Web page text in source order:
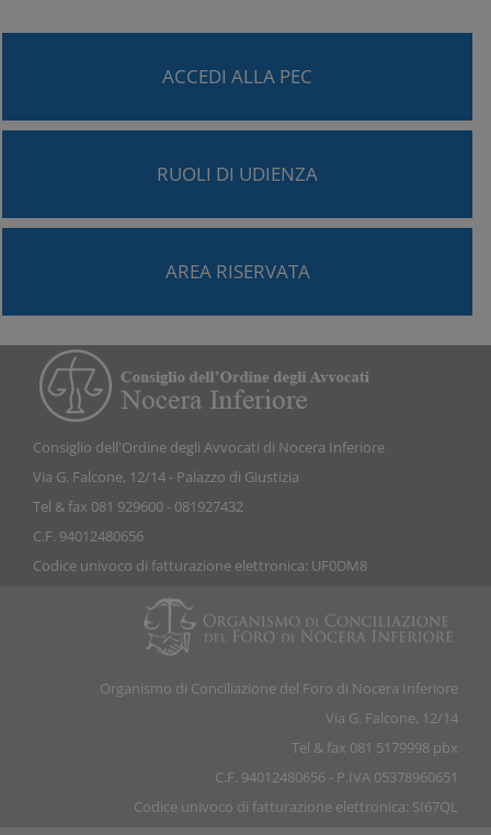
ACCEDI ALLA PEC
RUOLI DI UDIENZA
AREA RISERVATA
Consiglio dell'Ordine degli Avvocati di Nocera Inferiore
Via G. Falcone, 12/14 - Palazzo di Giustizia
Tel & fax 081 929600 - 081927432
C.F. 94012480656
Codice univoco di fatturazione elettronica: UF0DM8
Organismo di Conciliazione del Foro di Nocera Inferiore
Via G. Falcone, 12/14
Tel & fax 081 5179998 pbx
C.F. 94012480656 - P.IVA 05378960651
Codice univoco di fatturazione elettronica: SI67QL